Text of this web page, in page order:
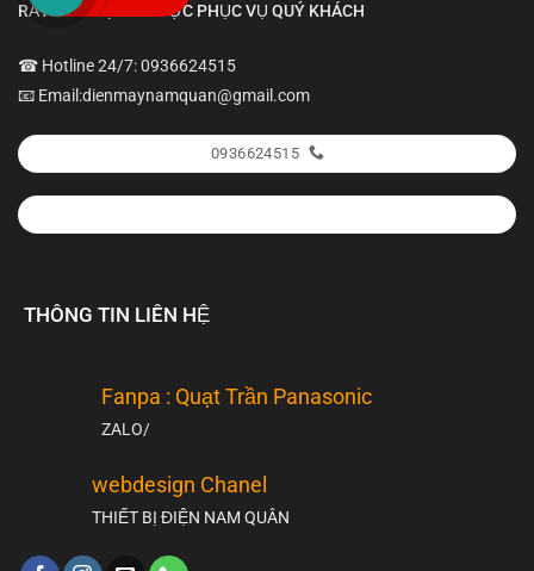
RẤT HÂN HẠNH ĐƯỢC PHỤC VỤ QUÝ KHÁCH
☎ Hotline 24/7: 0936624515
📧 Email:dienmaynamquan@gmail.com
0936624515
THÔNG TIN LIÊN HỆ
Fanpa : Quạt Trần Panasonic
ZALO/
webdesign Chanel
THIẾT BỊ ĐIỆN NAM QUÂN